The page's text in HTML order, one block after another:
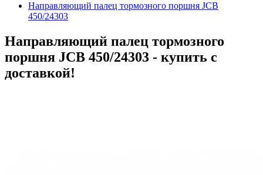
Направляющий палец тормозного поршня JCB
450/24303
Направляющий палец тормозного
поршня JCB 450/24303 - купить с
доставкой!